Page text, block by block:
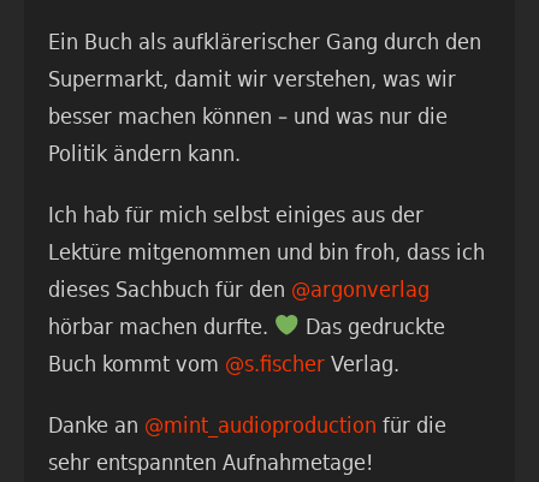
Ein Buch als aufklärerischer Gang durch den
Supermarkt, damit wir verstehen, was wir
besser machen können – und was nur die
Politik ändern kann.
Ich hab für mich selbst einiges aus der
Lektüre mitgenommen und bin froh, dass ich
dieses Sachbuch für den @argonverlag
hörbar machen durfte.
Das gedruckte
Buch kommt vom @s.fischerVerlag.
Danke an @mint_audioproductionfür die
sehr entspannten Aufnahmetage!